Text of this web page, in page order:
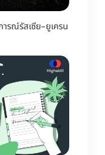
รณ์รัสเซีย–ยูเครน